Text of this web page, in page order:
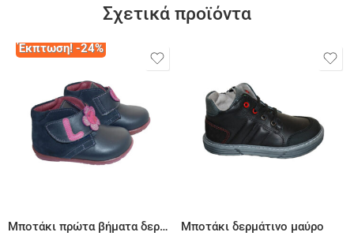
Σχετικά προϊόντα
Έκπτωση! -24%
Μποτάκι πρώτα βήματα δερμάτινο σαμουά μπλε Μποτάκι δερμάτινο μαύρο